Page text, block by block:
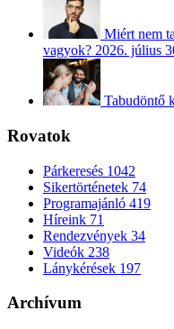
Miért nem
vagyok? 2026. július
Tabudöntő
Rovatok
Párkeresés 1042
Sikertörténetek 74
Programajánló 419
Híreink 71
Rendezvények 34
Videók 238
Lánykérések 197
Archívum